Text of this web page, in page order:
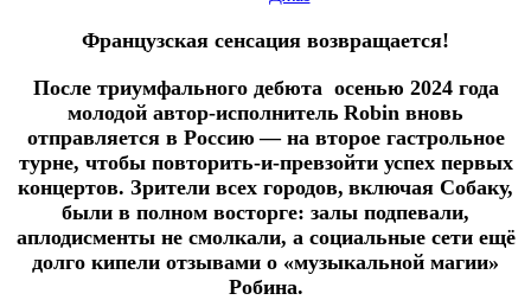
Французская сенсация возвращается!
После триумфального дебюта осенью 2024 года
молодой автор‑исполнитель Robin вновь
отправляется в Россию — на второе гастрольное
турне, чтобы повторить‑и‑превзойти успех первых
концертов. Зрители всех городов, включая Собаку,
были в полном восторге: залы подпевали,
аплодисменты не смолкали, а социальные сети ещё
долго кипели отзывами о «музыкальной магии»
Робина.